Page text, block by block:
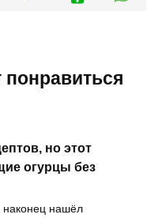
но этот
огурцы без
наконец нашёл